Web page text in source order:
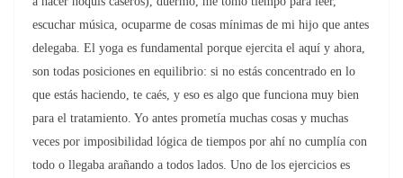
escuchar música, ocuparme de cosas mínimas de mi hijo que antes
delegaba. El yoga es fundamental porque ejercita el aquí y ahora,
son todas posiciones en equilibrio: si no estás concentrado en lo
que estás haciendo, te caés, y eso es algo que funciona muy bien
para el tratamiento. Yo antes prometía muchas cosas y muchas
veces por imposibilidad lógica de tiempos por ahí no cumplía con
todo o llegaba arañando a todos lados. Uno de los ejercicios es